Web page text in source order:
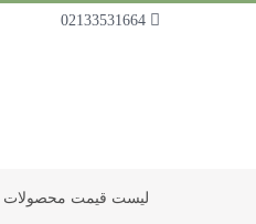
لیست قیمت محصولات